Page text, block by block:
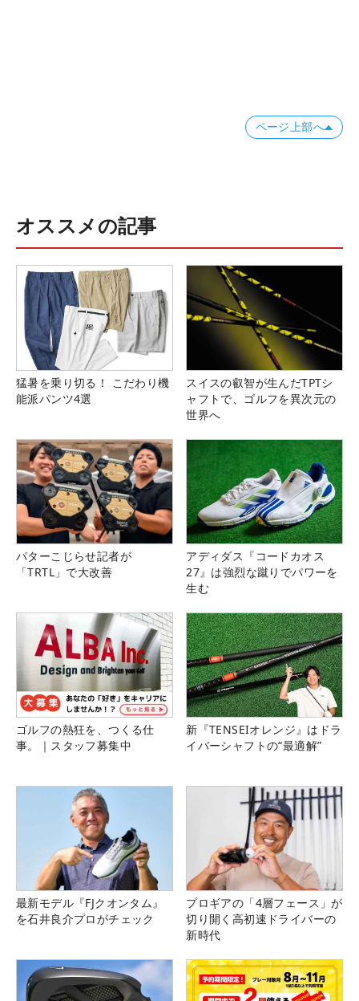
ページ上部へ
オススメの記事
猛暑を乗り切る！ こだわり機
能派パンツ4選
スイスの叡智が生んだTPTシ
ャフトで、ゴルフを異次元の
世界へ
パターこじらせ記者が
「TRTL」で大改善
アディダス『コードカオス
27』は強烈な蹴りでパワーを
生む
ゴルフの熱狂を、つくる仕
事。｜スタッフ募集中
新『TENSEIオレンジ』はドラ
イバーシャフトの“最適解”
最新モデル『FJクオンタム』
を石井良介プロがチェック
プロギアの「4層フェース」が
切り開く高初速ドライバーの
新時代